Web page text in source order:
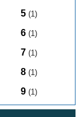
5 (1)
6 (1)
7 (1)
8 (1)
9 (1)